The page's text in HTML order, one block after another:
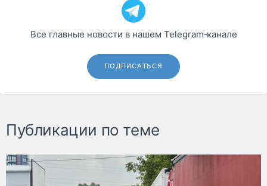
Все главные новости в нашем Telegram‑канале
ПОДПИСАТЬСЯ
Публикации по теме